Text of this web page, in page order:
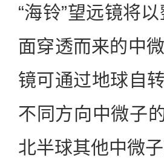
“海铃”望远镜将
面穿透而来的中
镜可通过地球自
不同方向中微子
北半球其他中微